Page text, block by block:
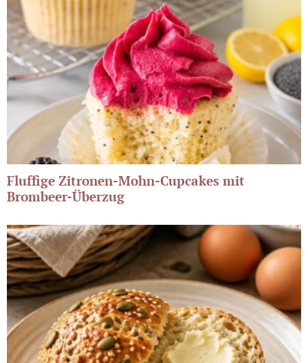
Fluffige Zitronen-Mohn-Cupcakes mit
Brombeer-Überzug